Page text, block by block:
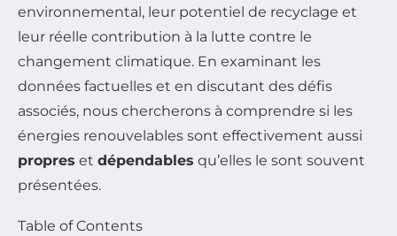
environnemental, leur potentiel de recyclage et
leur réelle contribution à la lutte contre le
changement climatique. En examinant les
données factuelles et en discutant des défis
associés, nous chercherons à comprendre si les
énergies renouvelables sont effectivement aussi
propres et dépendables qu’elles le sont souvent
présentées.
Table of Contents